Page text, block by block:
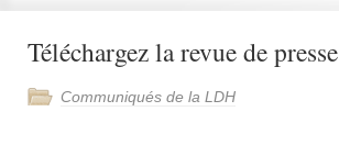
Téléchargez la revue de presse
Communiqués de la LDH